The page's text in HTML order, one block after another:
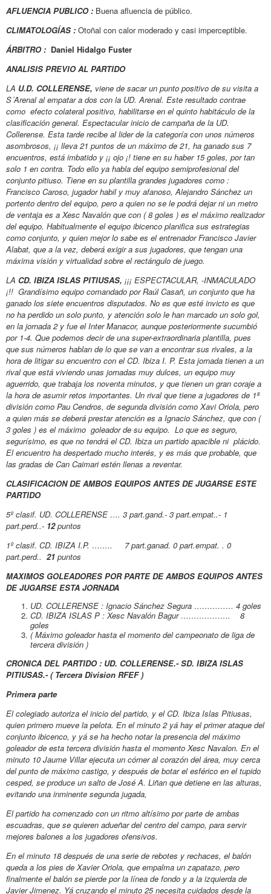
AFLUENCIA PUBLICO : Buena afluencia de público.
CLIMATOLOGÍAS : Otoñal con calor moderado y casi imperceptible.
ÁRBITRO : Daniel Hidalgo Fuster
ANALISIS PREVIO AL PARTIDO
LA U.D. COLLERENSE, viene de sacar un punto positivo de su visita a
S´Arenal al empatar a dos con la UD. Arenal. Este resultado contrae
como efecto colateral positivo, habilitarse en el quinto habitáculo de la
clasificación general. Espectacular inicio de campaña de la UD.
Collerense. Esta tarde recibe al lider de la categoría con unos números
asombrosos, ¡¡ lleva 21 puntos de un máximo de 21, ha ganado sus 7
encuentros, está imbatido y ¡¡ ojo ¡! tiene en su haber 15 goles, por tan
solo 1 en contra. Todo ello ya habla del equipo semiprofesional del
conjunto pitiuso. Tiene en su plantilla grandes jugadores como :
Francisco Caroso, jugador habil y muy afanoso, Alejandro Sánchez un
portento dentro del equipo, pero a quien no se le podrá dejar ni un metro
de ventaja es a Xesc Navalón que con ( 8 goles ) es el máximo realizador
del equipo. Habitualmente el equipo ibicenco planifica sus estrategias
como conjunto, y quien mejor lo sabe es el entrenador Francisco Javier
Alabat, que a la vez, deberá exigir a sus jugadores, que tengan una
máxima visión y virtualidad sobre el rectángulo de juego.
LA CD. IBIZA ISLAS PITIUSAS, ¡¡¡ ESPECTACULAR, -INMACULADO
¡!! Grandísimo equipo comandado por Raúl Casañ, un conjunto que ha
ganado los siete encuentros disputados. No es que esté invicto es que
no ha perdido un solo punto, y atención solo le han marcado un solo gol,
en la jornada 2 y fue el Inter Manacor, aunque posteriormente sucumbió
por 1-4. Que podemos decir de una super-extraordinaria plantilla, pues
que sus números hablan de lo que se van a encontrar sus rivales, a la
hora de litigar su encuentro con el CD. Ibiza I. P. Esta jornada tienen a un
rival que está viviendo unas jornadas muy dulces, un equipo muy
aguerrido, que trabaja los noventa minutos, y que tienen un gran coraje a
la hora de asumir retos importantes. Un rival que tiene a jugadores de 1ª
división como Pau Cendros, de segunda división como Xavi Oriola, pero
a quien más se deberá prestar atención es a Ignacio Sánchez, que con (
3 goles ) es el máximo goleador de su equipo. Lo que es seguro,
segurísimo, es que no tendrá el CD. Ibiza un partido apacible ni plácido.
El encuentro ha despertado mucho interés, y es más que probable, que
las gradas de Can Caimari estén llenas a reventar.
CLASIFICACION DE AMBOS EQUIPOS ANTES DE JUGARSE ESTE
PARTIDO
5º clasif. UD. COLLERENSE …. 3 part.gand.- 3 part.empat..- 1
part.perd..- 12puntos
1º clasif. CD. IBIZA I.P. …….. 7 part.ganad. 0 part.empat. . 0
part.perd.. 21 puntos
MAXIMOS GOLEADORES POR PARTE DE AMBOS EQUIPOS ANTES
DE JUGARSE ESTA JORNADA
UD. COLLERENSE : Ignacio Sánchez Segura …………… 4 goles
CD. IBIZA ISLAS P : Xesc Navalón Bagur ………………. 8
goles
( Máximo goleador hasta el momento del campeonato de liga de
tercera división )
CRONICA DEL PARTIDO : UD. COLLERENSE.- SD. IBIZA ISLAS
PITIUSAS.- ( Tercera Division RFEF )
Primera parte
El colegiado autoriza el inicio del partido, y el CD. Ibiza Islas Pitiusas,
quien primero mueve la pelota. En el minuto 2 yá hay el primer ataque del
conjunto ibicenco, y yá se ha hecho notar la presencia del máximo
goleador de esta tercera división hasta el momento Xesc Navalon. En el
minuto 10 Jaume Villar ejecuta un córner al corazón del área, muy cerca
del punto de máximo castigo, y después de botar el esférico en el tupido
cesped, se produce un salto de José A. Liñan que detiene en las alturas,
evitando una inminente segunda jugada,
El partido ha comenzado con un ritmo altísimo por parte de ambas
escuadras, que se quieren adueñar del centro del campo, para servir
mejores balones a los jugadores ofensivos.
En el minuto 18 después de una serie de rebotes y rechaces, el balón
queda a los pies de Xavier Oriola, que empalma un zapatazo, pero
finalmente el balón se pierde por la línea de fondo y a la izquierda de
Javier Jimenez. Yá cruzando el minuto 25 necesita cuidados desde la